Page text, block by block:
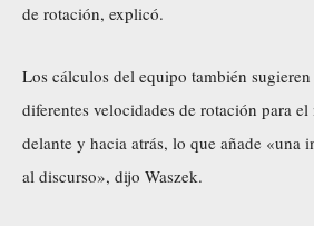
de rotación, explicó.
Los cálculos del equipo también
diferentes velocidades de rotación para
delante y hacia atrás, lo que añade «una
al discurso», dijo Waszek.